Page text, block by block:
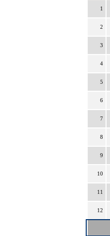
1
2
3
4
5
6
7
8
9
10
11
12